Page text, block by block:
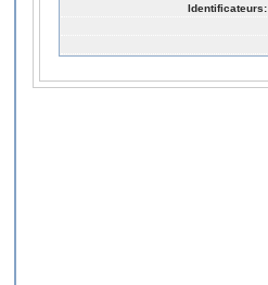
Identificateurs: